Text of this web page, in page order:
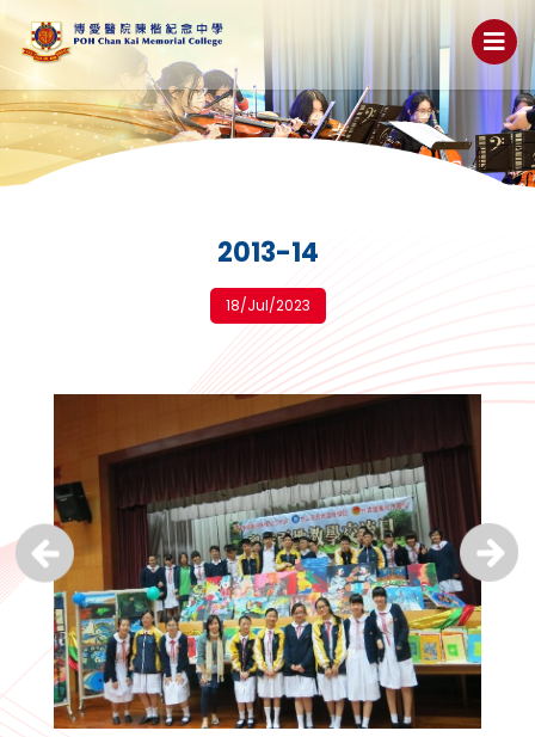
2013-14
18/Jul/2023